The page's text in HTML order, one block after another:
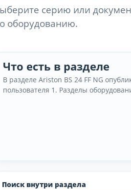
серию или
оборудованию.
Что есть в разделе
В разделе Ariston BS 24 FF NG
пользователя 1. Разделы
Поиск внутри раздела